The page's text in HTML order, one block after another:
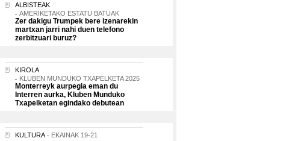
ALBISTEAK
AMERIKETAKO ESTATU BATUAK
Zer dakigu Trumpek bere izenarekin
martxan jarri nahi duen telefono
zerbitzuari buruz?
KIROLA
KLUBEN MUNDUKO TXAPELKETA 2025
Monterreyk aurpegia eman du
Interren aurka, Kluben Munduko
Txapelketan egindako debutean
KULTURA EKAINAK 19-21